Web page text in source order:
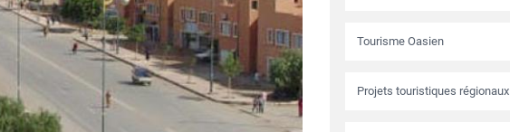
Tourisme Oasien
Projets touristiques régionaux